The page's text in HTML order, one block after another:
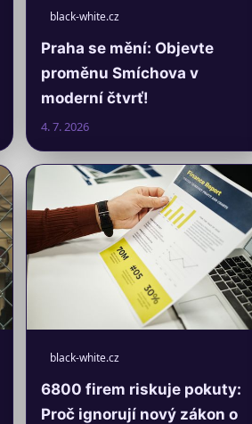
black-white.cz
Praha se mění: Objevte
proměnu Smíchova v
moderní čtvrť!
4. 7. 2026
black-white.cz
6800 firem riskuje pokuty:
Proč ignorují nový zákon o